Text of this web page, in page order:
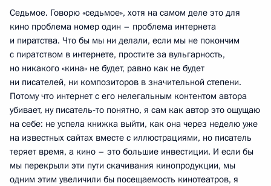
Седьмое. Говорю «седьмое», хотя на самом деле это для
кино проблема номер один – проблема интернета
и пиратства. Что бы мы ни делали, если мы не покончим
с пиратством в интернете, простите за вульгарность,
но никакого «кина» не будет, равно как не будет
ни писателей, ни композиторов в значительной степени.
Потому что интернет с его нелегальным контентом автора
убивает, ну писатель‑то понятно, я сам как автор это ощущаю
на себе: не успела книжка выйти, как она через неделю уже
на известных сайтах вместе с иллюстрациями, но писатель
теряет время, а кино – это большие инвестиции. И если бы
мы перекрыли эти пути скачивания кинопродукции, мы
одним этим увеличили бы посещаемость кинотеатров, я